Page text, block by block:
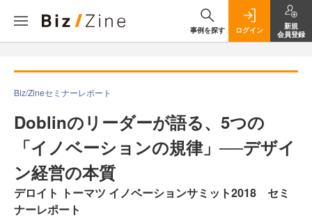
事例を探す ログイン
新規
会員登録
Biz/Zineセミナーレポート
Doblinのリーダーが語る、5つの
「イノベーションの規律」──デザイ
ン経営の本質
デロイト トーマツ イノベーションサミット2018 セミ
ナーレポート